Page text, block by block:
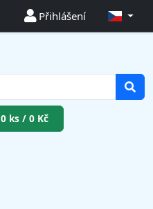
Přihlášení
0 ks / 0 Kč